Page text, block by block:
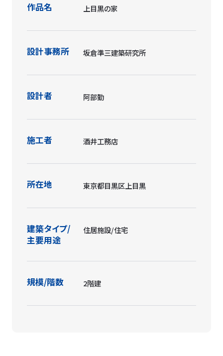
作品名 上目黒の家
設計事務所 坂倉準三建築研究所
設計者 阿部勤
施工者 酒井工務店
所在地 東京都目黒区上目黒
建築タイプ/
主要用途
住居施設/住宅
規模/階数 2階建